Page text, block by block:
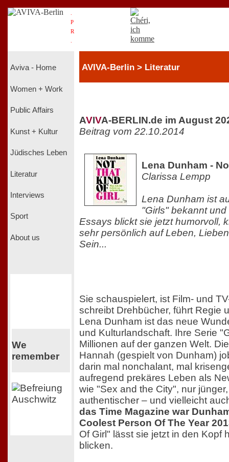
P
R
Aviva - Home
Women + Work
Public Affairs
Kunst + Kultur
Jüdisches Leben
Literatur
Interviews
Sport
About us
We
remember
AVIVA-Berlin > Literatur
AVIVA-BERLIN.de im August
Beitrag vom 22.10.2014
Lena Dunham -
Clarissa Lempp
Lena Dunham ist
"Girls" bekannt
Essays blickt sie jetzt humorvoll,
sehr persönlich auf Leben,
Sein...
Sie schauspielert, ist Film- und
schreibt Drehbücher, führt Regie
Lena Dunham ist das neue
und Kulturlandschaft. Ihre Serie
Millionen auf der ganzen Welt.
Hannah (gespielt von Dunham)
darin mal nonchalant, mal
aufregend prekäres Leben als
wie "Sex and the City", nur
authentischer – und vielleicht
das Time Magazine war
Coolest Person Of The Year
Of Girl" lässt sie jetzt in den Kopf
blicken.